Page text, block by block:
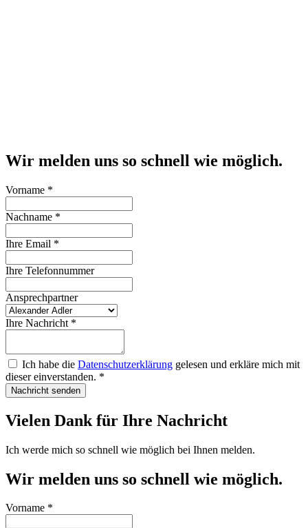
Wir melden uns so schnell wie möglich.
Vorname *
Nachname *
Ihre Email *
Ihre Telefonnummer
Ansprechpartner
Ihre Nachricht *
Ich habe die Datenschutzerklärung gelesen und erkläre mich mit
dieser einverstanden. *
Nachricht senden
Vielen Dank für Ihre Nachricht
Ich werde mich so schnell wie möglich bei Ihnen melden.
Wir melden uns so schnell wie möglich.
Vorname *